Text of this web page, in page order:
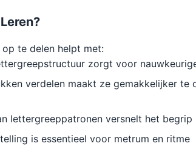
te delen helpt met:
zorgt voor
verdelen maakt ze gemakkelijker te
lettergreeppatronen versnelt het begrip
is essentieel voor metrum en ritme